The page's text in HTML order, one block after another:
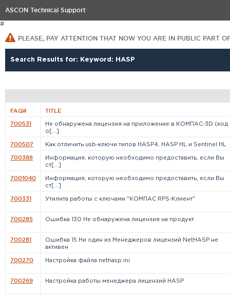
ASCON Technical Support
#
PLEASE, PAY ATTENTION THAT NOW YOU ARE IN PUBLIC PART
Search Results for: Keyword: HASP
FAQ# TITLE
700531
Не обнаружена лицензия на приложение в КОМПАС-3D (код
о[...]
700507 Как отличить usb-ключи типов HASP4, HASP HL и Sentinel HL
700388
Информация, которую необходимо предоставить, если Вы
ст[...]
7001040
Информация, которую необходимо предоставить, если Вы
ст[...]
700331 Утилита работы с ключами "КОМПАС RPS-Клиент"
700285 Ошибка 130 Не обнаружена лицензия на продукт
700281
Ошибка 15 Ни один из Менеджеров лицензий NetHASP не
активен
700270 Настройка файла nethasp.ini
700269 Настройка работы менеджера лицензий HASP